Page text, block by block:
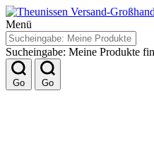
Menü
Sucheingabe: Meine Produkte
Go Go